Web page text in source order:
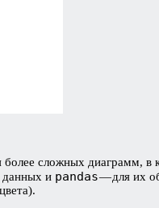
сложных диаграмм, в
и pandas— для их